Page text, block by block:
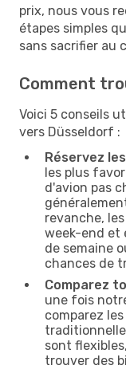
prix, nous vous
étapes simples
sans sacrifier au
Comment
Voici 5 conseils
vers Düsseldorf :
Réservez
les plus
d'avion pas
revanche,
week-end et
de semaine
chances de
Comparez
une fois
comparez
sont
trouver des